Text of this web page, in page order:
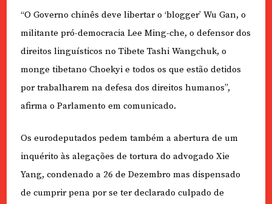
“O Governo chinês deve libertar o ‘blogger’ Wu Gan, o
militante pró-democracia Lee Ming-che, o defensor dos
direitos linguísticos no Tibete Tashi Wangchuk, o
monge tibetano Choekyi e todos os que estão detidos
por trabalharem na defesa dos direitos humanos”,
afirma o Parlamento em comunicado.
Os eurodeputados pedem também a abertura de um
inquérito às alegações de tortura do advogado Xie
Yang, condenado a 26 de Dezembro mas dispensado
de cumprir pena por se ter declarado culpado de